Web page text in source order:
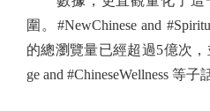
圍。#NewChinese and
的總瀏覽量已經超過5億次，
ge and #ChineseWellness 等子